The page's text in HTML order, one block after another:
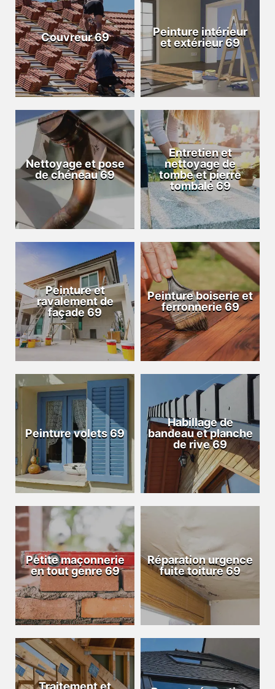
Couvreur 69
Peinture intérieur
et extérieur 69
Nettoyage et pose
de chéneau 69
Entretien et
nettoyage de
tombe et pierre
tombale 69
Peinture et
ravalement de
façade 69
Peinture boiserie et
ferronnerie 69
Peinture volets 69
Habillage de
bandeau et planche
de rive 69
Petite maçonnerie
en tout genre 69
Réparation urgence
fuite toiture 69
Traitement et